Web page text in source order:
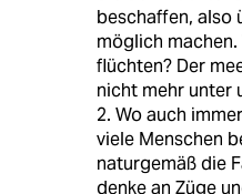
beschaffen, also
möglich
flüchten? Der
nicht mehr unter
2. Wo auch
viele Menschen
naturgemäß die
denke an Züge